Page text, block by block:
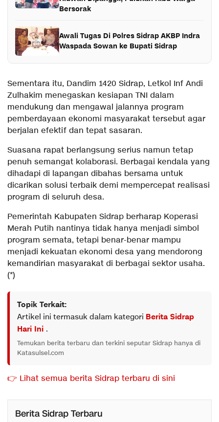
Bersorak
Awali Tugas Di Polres Sidrap AKBP Indra
Waspada Sowan ke Bupati Sidrap
Sementara itu, Dandim 1420 Sidrap, Letkol Inf Andi
Zulhakim menegaskan kesiapan TNI dalam
mendukung dan mengawal jalannya program
pemberdayaan ekonomi masyarakat tersebut agar
berjalan efektif dan tepat sasaran.
Suasana rapat berlangsung serius namun tetap
penuh semangat kolaborasi. Berbagai kendala yang
dihadapi di lapangan dibahas bersama untuk
dicarikan solusi terbaik demi mempercepat realisasi
program di seluruh desa.
Pemerintah Kabupaten Sidrap berharap Koperasi
Merah Putih nantinya tidak hanya menjadi simbol
program semata, tetapi benar-benar mampu
menjadi kekuatan ekonomi desa yang mendorong
kemandirian masyarakat di berbagai sektor usaha.
(*)
Topik Terkait:
Artikel ini termasuk dalam kategori Berita Sidrap
Hari Ini .
Temukan berita terbaru dan terkini seputar Sidrap hanya di
Katasulsel.com
👉 Lihat semua berita Sidrap terbaru di sini
Berita Sidrap Terbaru